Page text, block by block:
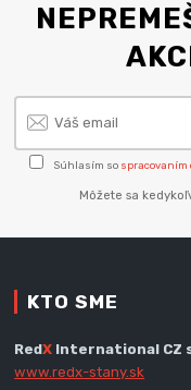
Súhlasím so spracovaním
Môžete sa
KTO SME
RedX International CZ
www.redx-stany.sk